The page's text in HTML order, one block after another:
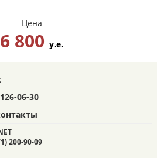
Цена
6 800 у.е.
06-30
200-90-09